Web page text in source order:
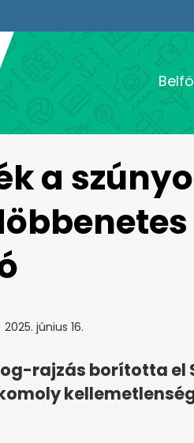
a
2025. június 16.
rajzás borította el